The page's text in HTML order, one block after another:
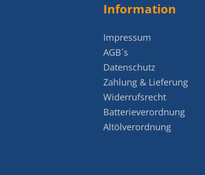
Information
Impressum
AGB´s
Datenschutz
Zahlung & Lieferung
Widerrufsrecht
Batterieverordnung
Altölverordnung